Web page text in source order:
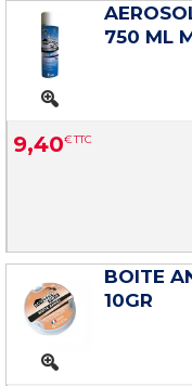
750 ML
9,40€TTC
BOITE
10GR